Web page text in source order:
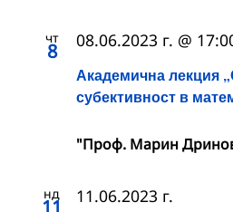
чт
8
Академична лекция
субективност в
08.06.2023 г. @
"Проф. Марин
нд
11 11.06.2023 г.